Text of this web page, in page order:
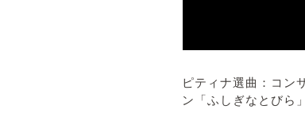
ピティナ選曲：コン
ン「ふしぎなとびら